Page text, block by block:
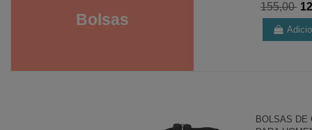
Bolsas
155,00
BOLSAS DE